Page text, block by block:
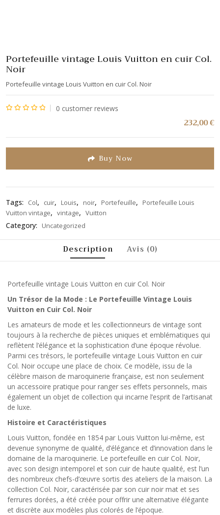
Portefeuille vintage Louis Vuitton en cuir Col.
Noir
Portefeuille vintage Louis Vuitton en cuir Col. Noir
0 customer reviews
232,00€
Buy Now
Tags: Col, cuir, Louis, noir, Portefeuille,
Portefeuille Louis
Vuitton vintage, vintage, Vuitton
Category: Uncategorized
Description Avis (0)
Portefeuille vintage Louis Vuitton en cuir Col. Noir
Un Trésor de la Mode : Le Portefeuille Vintage Louis
Vuitton en Cuir Col. Noir
Les amateurs de mode et les collectionneurs de vintage sont
toujours à la recherche de pièces uniques et emblématiques qui
reflètent l’élégance et la sophistication d’une époque révolue.
Parmi ces trésors, le portefeuille vintage Louis Vuitton en cuir
Col. Noir occupe une place de choix. Ce modèle, issu de la
célèbre maison de maroquinerie française, est non seulement
un accessoire pratique pour ranger ses effets personnels, mais
également un objet de collection qui incarne l’esprit de l’artisanat
de luxe.
Histoire et Caractéristiques
Louis Vuitton, fondée en 1854 par Louis Vuitton lui-même, est
devenue synonyme de qualité, d’élégance et d’innovation dans le
domaine de la maroquinerie. Le portefeuille en cuir Col. Noir,
avec son design intemporel et son cuir de haute qualité, est l’un
des nombreux chefs-d’œuvre sortis des ateliers de la maison. La
collection Col. Noir, caractérisée par son cuir noir mat et ses
ferrures dorées, a été créée pour offrir une alternative élégante
et discrète aux modèles plus colorés de l’époque.